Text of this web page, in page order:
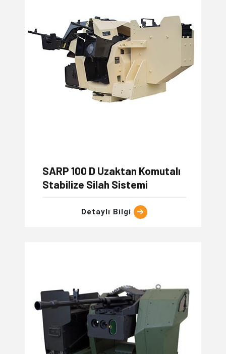
SARP 100 D Uzaktan Komutalı
Stabilize Silah Sistemi
Detaylı Bilgi